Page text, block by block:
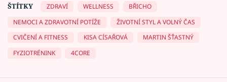
ŠTÍTKY
ZDRAVÍ WELLNESS
BŘICHO
NEMOCI A ZDRAVOTNÍ POTÍŽE
ŽIVOTNÍ STYL A VOLNÝ ČAS
CVIČENÍ A FITNESS
KISA CÍSAŘOVÁ
MARTIN ŠŤASTNÝ
FYZIOTRÉNINK
4CORE